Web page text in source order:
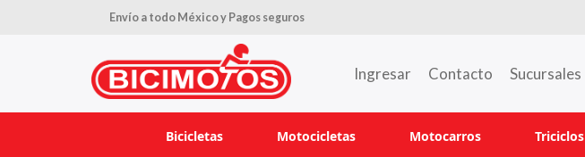
Envío a todo México y Pagos seguros
Ingresar Contacto Sucursales
Bicicletas Motocicletas Motocarros Triciclos